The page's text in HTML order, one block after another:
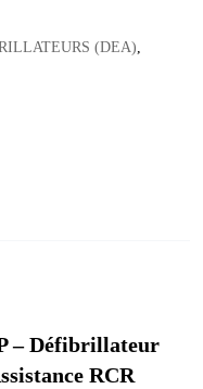
(DEA)
– Défibrillateur
RCR